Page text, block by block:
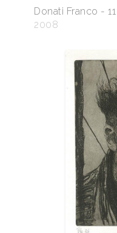
Donati Franco - 11
2008